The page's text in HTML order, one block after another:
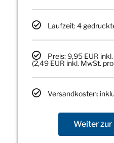
Laufzeit: 4
Preis: 9,95 EUR
(2,49 EUR inkl. MwSt.
Versandkosten:
Weiter